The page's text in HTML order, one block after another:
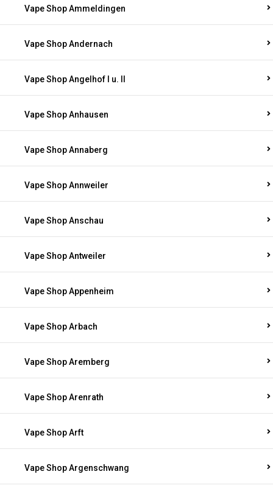
Vape Shop Ammeldingen
Vape Shop Andernach
Vape Shop Angelhof I u. II
Vape Shop Anhausen
Vape Shop Annaberg
Vape Shop Annweiler
Vape Shop Anschau
Vape Shop Antweiler
Vape Shop Appenheim
Vape Shop Arbach
Vape Shop Aremberg
Vape Shop Arenrath
Vape Shop Arft
Vape Shop Argenschwang